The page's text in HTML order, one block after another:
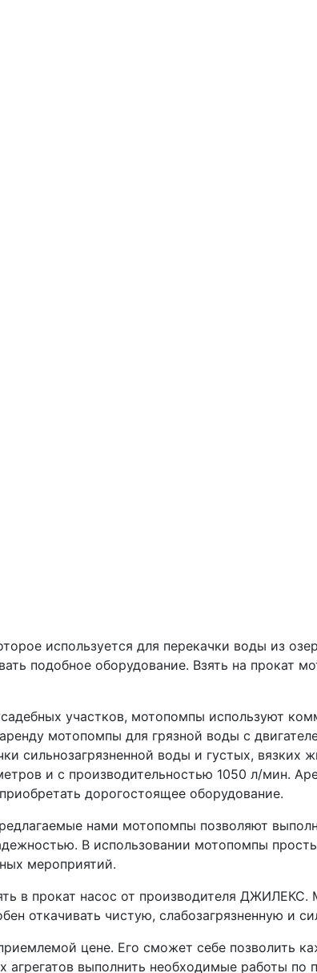
используется для перекачки воды из
подобное оборудование. Взять на прокат
участков, мотопомпы используют
мотопомпы для грязной воды с
сильнозагрязненной воды и густых,
и с производительностью 1050 л/мин.
дорогостоящее оборудование.
нами мотопомпы позволяют
В использовании мотопомпы
мероприятий.
в прокат насос от производителя
откачивать чистую, слабозагрязненную и
цене. Его сможет себе
агрегатов выполнить необходимые работы